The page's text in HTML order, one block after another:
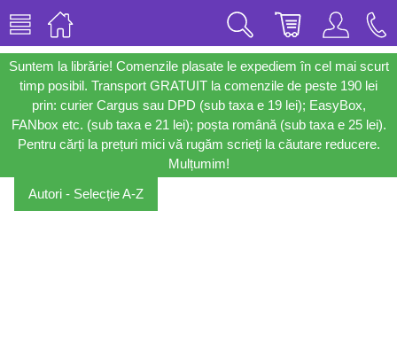
Suntem la librărie! Comenzile plasate le expediem în cel mai scurt
timp posibil. Transport GRATUIT la comenzile de peste 190 lei
prin: curier Cargus sau DPD (sub taxa e 19 lei); EasyBox,
FANbox etc. (sub taxa e 21 lei); poșta română (sub taxa e 25 lei).
Pentru cărți la prețuri mici vă rugăm scrieți la căutare reducere.
Mulțumim!
Autori - Selecție A-Z